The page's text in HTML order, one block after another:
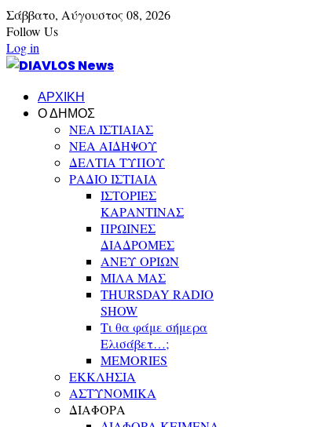
Σάββατο, Αύγουστος 08, 2026
Follow Us
Log in
ΑΡΧΙΚΗ
Ο ΔΗΜΟΣ
ΝΕΑ ΙΣΤΙΑΙΑΣ
ΝΕΑ ΑΙΔΗΨΟΥ
ΔΕΛΤΙΑ ΤΥΠΟΥ
ΡΑΔΙΟ ΙΣΤΙΑΙΑ
ΙΣΤΟΡΙΕΣ
ΚΑΡΑΝΤΙΝΑΣ
ΠΡΩΙΝΕΣ
ΔΙΑΔΡΟΜΕΣ
ΑΝΕΥ ΟΡΙΩΝ
ΜΙΛΑ ΜΑΣ
THURSDAY RADIO
SHOW
Τι θα φάμε σήμερα
Ελισάβετ…;
MEMORIES
ΕΚΚΛΗΣΙΑ
ΑΣΤΥΝΟΜΙΚΑ
ΔΙΑΦΟΡΑ